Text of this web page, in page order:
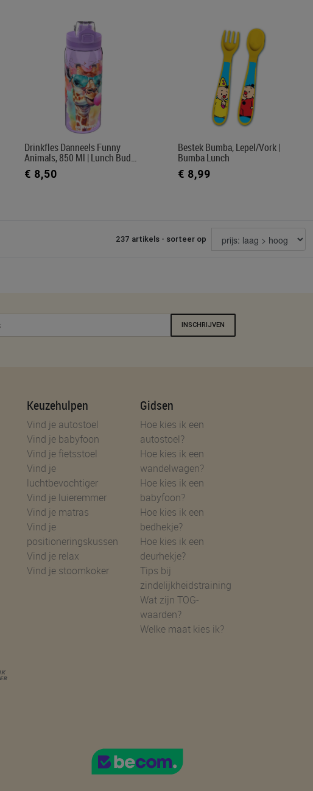
Drinkfles Danneels Funny
Animals, 850 Ml | Lunch Bud…
€ 8,50
Bestek Bumba, Lepel/vork |
Bumba Lunch
€ 8,99
237 artikels - sorteer op
INSCHRIJVEN
Keuzehulpen
Vind je autostoel
Vind je babyfoon
Vind je fietsstoel
Vind je
luchtbevochtiger
Vind je luieremmer
Vind je matras
Vind je
positioneringskussen
Vind je relax
Vind je stoomkoker
Gidsen
Hoe kies ik een
autostoel?
Hoe kies ik een
wandelwagen?
Hoe kies ik een
babyfoon?
Hoe kies ik een
bedhekje?
Hoe kies ik een
deurhekje?
Tips bij
zindelijkheidstraining
Wat zijn TOG-
waarden?
Welke maat kies ik?